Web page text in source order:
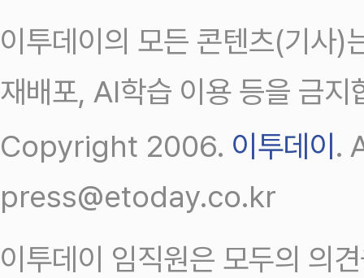
이투데이의 모든 콘텐츠(기사)
재배포, AI학습 이용 등을 금지
Copyright 2006. 이투데이.
press@etoday.co.kr
이투데이 임직원은 모두의 의